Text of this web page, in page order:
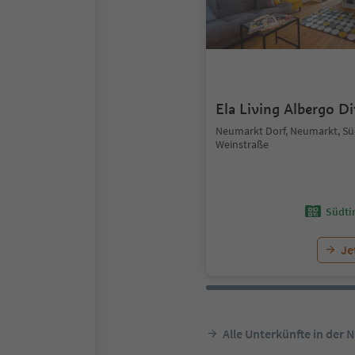
Ela Living Albergo
Neumarkt Dorf, Neumarkt,
Weinstraße
Alle Unterkünfte in der